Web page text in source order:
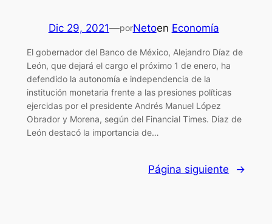
Dic 29, 2021—porNetoen Economía
El gobernador del Banco de México, Alejandro Díaz de
León, que dejará el cargo el próximo 1 de enero, ha
defendido la autonomía e independencia de la
institución monetaria frente a las presiones políticas
ejercidas por el presidente Andrés Manuel López
Obrador y Morena, según del Financial Times. Díaz de
León destacó la importancia de…
Página siguiente →